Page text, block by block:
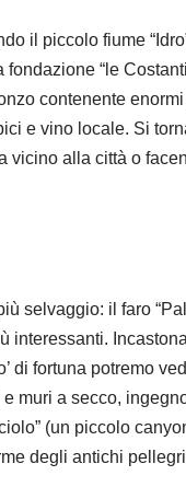
il piccolo fiume
“le
contenente
e vino locale. Si
alla città o
selvaggio: il faro
interessanti.
di fortuna potremo
muri a secco,
(un piccolo
degli antichi